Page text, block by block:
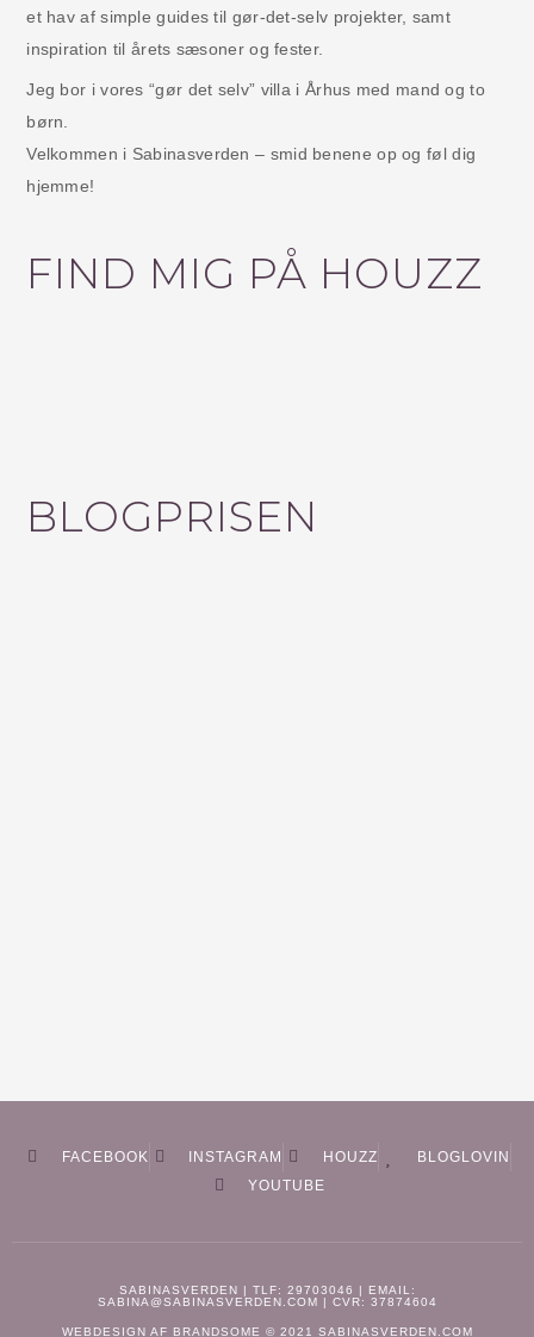
et hav af simple guides til gør-det-selv projekter, samt
inspiration til årets sæsoner og fester.
Jeg bor i vores “gør det selv” villa i Århus med mand og to
børn.
Velkommen i Sabinasverden – smid benene op og føl dig
hjemme!
FIND MIG PÅ HOUZZ
BLOGPRISEN
FACEBOOK INSTAGRAM HOUZZ
BLOGLOVIN
YOUTUBE
SABINASVERDEN | TLF: 29703046 | EMAIL:
SABINA@SABINASVERDEN.COM | CVR: 37874604
WEBDESIGN AF BRANDSOME © 2021 SABINASVERDEN.COM